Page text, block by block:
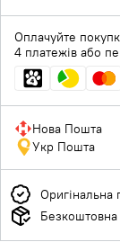
Оплачуйте
4 платежів або
Нова Пошта
Укр Пошта
Оригінальна
Безкоштовна